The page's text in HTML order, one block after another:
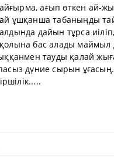
ағып өткен ай-
ұшқанша табаныңды
дайын тұрса иіліп,
бас алады маймыл
тауды қалай
дүние сырын ұғасың.